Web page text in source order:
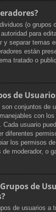
(o grupos
para
y separar temas
están
tratado o
de
son conjuntos de
con
usuario
diferentes
los permisos
moderador, o
de
de usuarios a